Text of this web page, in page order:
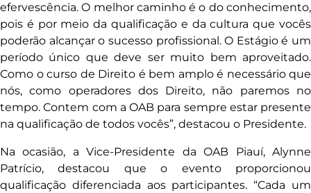
efervescência. O melhor caminho é o do conhecimento,
pois é por meio da qualificação e da cultura que vocês
poderão alcançar o sucesso profissional. O Estágio é um
período único que deve ser muito bem aproveitado.
Como o curso de Direito é bem amplo é necessário que
nós, como operadores dos Direito, não paremos no
tempo. Contem com a OAB para sempre estar presente
na qualificação de todos vocês”, destacou o Presidente.
Na ocasião, a Vice-Presidente da OAB Piauí, Alynne
Patrício, destacou que o evento proporcionou
qualificação diferenciada aos participantes. “Cada um